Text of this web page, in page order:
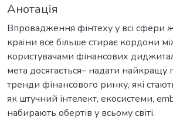
Анотація
Впровадження фінтеху у всі сфери
країни все більше стирає кордони
користувачами фінансових
мета досягається– надати найкращу
тренди фінансового ринку, які
як штучний інтелект, екосистеми,
набирають обертів у всьому світі.